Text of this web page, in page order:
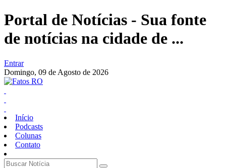
Portal de Notícias - Sua fonte
de notícias na cidade de ...
Entrar
Domingo, 09 de Agosto de 2026
Início
Podcasts
Colunas
Contato